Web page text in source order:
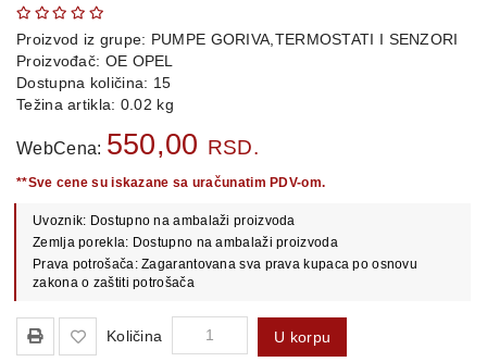
POLICE
OSTALO
KAMIONSKI
POŠALJITE
UPIT
Proizvod iz grupe: PUMPE GORIVA,TERMOSTATI I SENZORI
Proizvođač: OE OPEL
Dostupna količina: 15
Težina artikla: 0.02 kg
WebCena: 550,00 RSD.
**Sve cene su iskazane sa uračunatim PDV-om.
Uvoznik: Dostupno na ambalaži proizvoda
Zemlja porekla: Dostupno na ambalaži proizvoda
Prava potrošača: Zagarantovana sva prava kupaca po osnovu
zakona o zaštiti potrošača
Količina U korpu